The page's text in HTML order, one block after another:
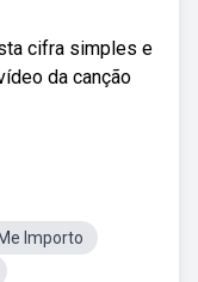
cifra simples e
da canção
Importo